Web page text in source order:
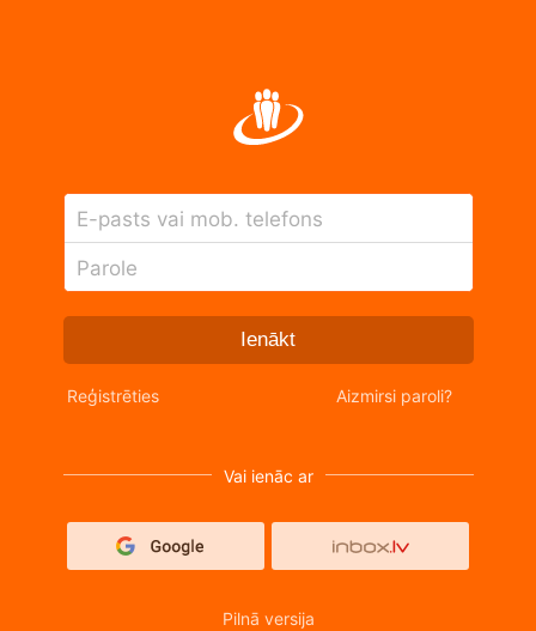
E-pasts vai mob. telefons
Parole
Ienākt
Reģistrēties Aizmirsi paroli?
Vai ienāc ar
Pilnā versija